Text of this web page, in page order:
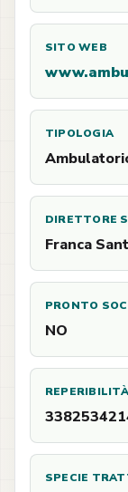
SITO WEB
TIPOLOGIA
DIRETTORE
Franca
PRONTO
NO
SPECIE